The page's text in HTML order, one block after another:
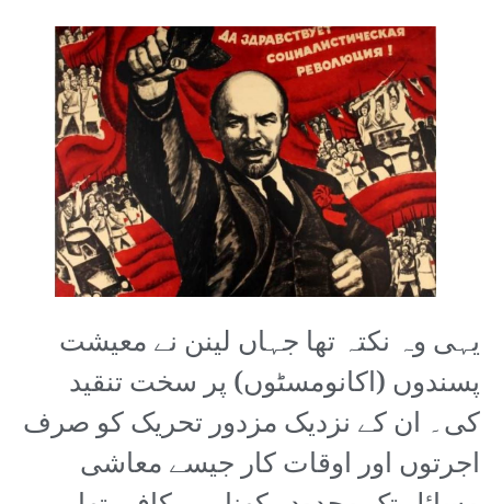
یہی وہ نکتہ تھا جہاں لینن نے معیشت
پسندوں (اکانومسٹوں) پر سخت تنقید
کی۔ ان کے نزدیک مزدور تحریک کو صرف
اجرتوں اور اوقات کار جیسے معاشی